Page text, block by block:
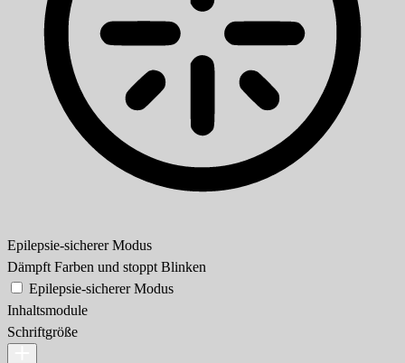
Epilepsie-sicherer Modus
Dämpft Farben und stoppt Blinken
Epilepsie-sicherer Modus
Inhaltsmodule
Schriftgröße